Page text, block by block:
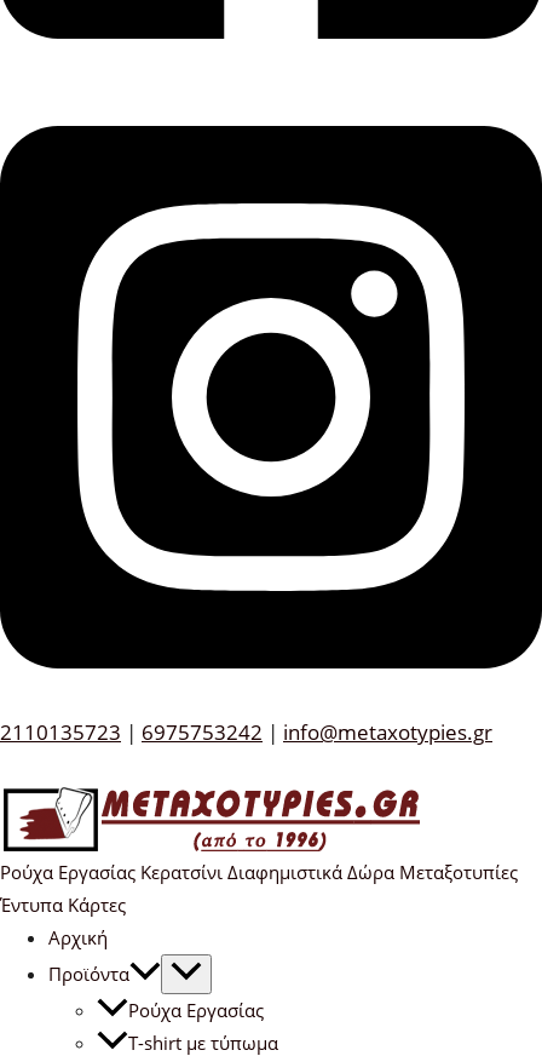
2110135723 | 6975753242 | info@metaxotypies.gr
Ρούχα Εργασίας Κερατσίνι Διαφημιστικά Δώρα Μεταξοτυπίες
Έντυπα Κάρτες
Αρχική
Προϊόντα
Ρούχα Εργασίας
T-shirt με τύπωμα